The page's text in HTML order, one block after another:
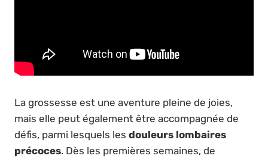
La grossesse est une aventure pleine de joies,
mais elle peut également être accompagnée de
défis, parmi lesquels les douleurs lombaires
précoces. Dès les premières semaines, de